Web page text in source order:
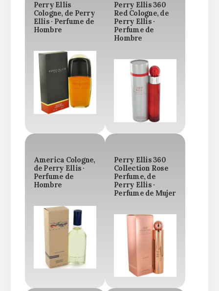
Perry Ellis
Cologne, de Perry
Ellis · Perfume de
Hombre
Perry Ellis 360
Red Cologne, de
Perry Ellis ·
Perfume de
Hombre
America Cologne,
de Perry Ellis ·
Perfume de
Hombre
Perry Ellis 360
Collection Rose
Perfume, de
Perry Ellis ·
Perfume de Mujer